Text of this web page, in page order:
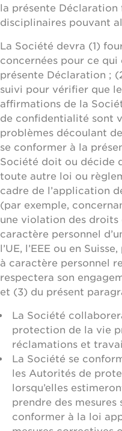
la présente Déclaration
disciplinaires pouvant
La Société devra (1)
concernées pour ce
présente Déclaration ;
suivi pour vérifier que
affirmations de la
de confidentialité sont
problèmes découlant
se conformer à la
Société doit ou décide
toute autre loi ou
cadre de l’application
(par exemple,
une violation des droits
caractère personnel
l’UE, l’EEE ou en
à caractère personnel
respectera son
et (3) du présent
La Société
protection de la vie
réclamations et
La Société se
les Autorités de
lorsqu’elles
prendre des mesures
conformer à la loi